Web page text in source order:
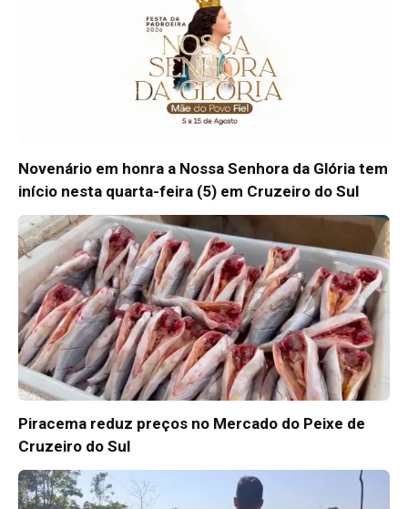
Novenário em honra a Nossa Senhora da Glória tem
início nesta quarta-feira (5) em Cruzeiro do Sul
Piracema reduz preços no Mercado do Peixe de
Cruzeiro do Sul